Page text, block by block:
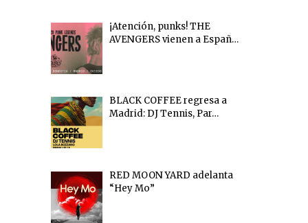
¡Atención, punks! THE
AVENGERS vienen a Españ…
BLACK COFFEE regresa a
Madrid: DJ Tennis, Par…
RED MOON YARD adelanta
“Hey Mo”